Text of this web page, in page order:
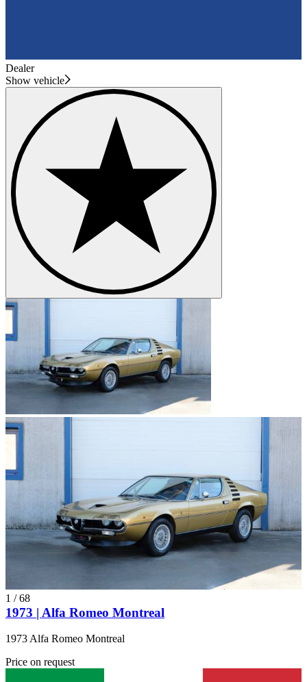
Dealer
Show vehicle
1 /68
1973 | Alfa Romeo Montreal
1973 Alfa Romeo Montreal
Price on request